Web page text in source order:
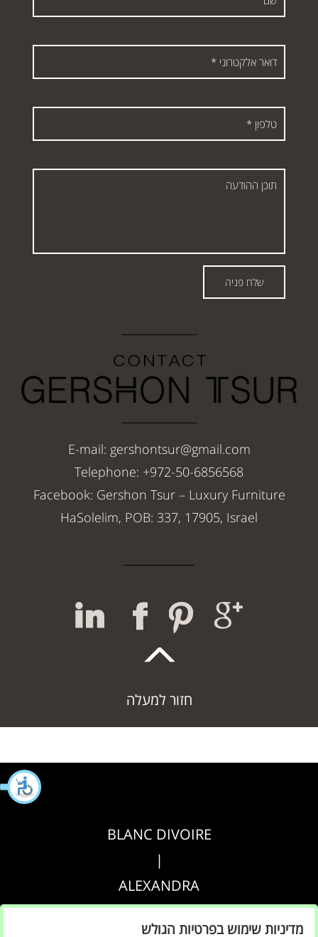
דואר
טלפון
תוכן
שלח פניה
E-mail: gershontsur@gmail.com
Telephone: +972-50-6856568
Facebook: Gershon Tsur – Luxury Furniture
HaSolelim, POB: 337, 17905, Israel
חזור למעלה
BLANC DIVOIRE
|
ALEXANDRA
|
מדיניות שימוש בפרטיות הגולש